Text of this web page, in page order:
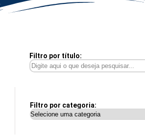
Filtro por título:
Filtro por categoria: